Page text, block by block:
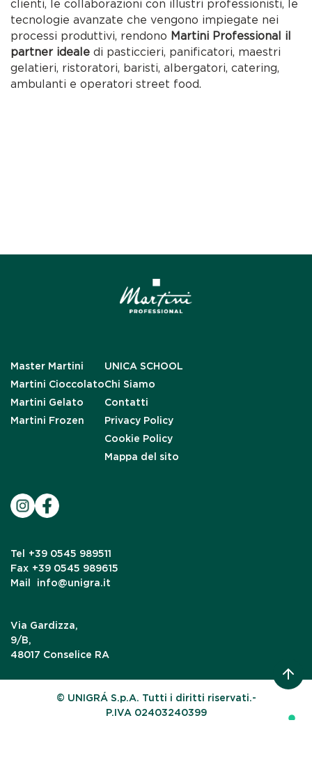
clienti, le collaborazioni con illustri professionisti, le
tecnologie avanzate che vengono impiegate nei
processi produttivi, rendono Martini Professional il
partner ideale di pasticcieri, panificatori, maestri
gelatieri, ristoratori, baristi, albergatori, catering,
ambulanti e operatori street food.
Master Martini
Martini Cioccolato
Martini Gelato
Martini Frozen
UNICA SCHOOL
Chi Siamo
Contatti
Privacy Policy
Cookie Policy
Mappa del sito
Tel
+39 0545 989511
Fax +39 0545 989615
Mail
info@unigra.it
Via Gardizza,
9/B,
48017 Conselice RA
© UNIGRÁ S.p.A. Tutti i diritti riservati.-
P.IVA 02403240399